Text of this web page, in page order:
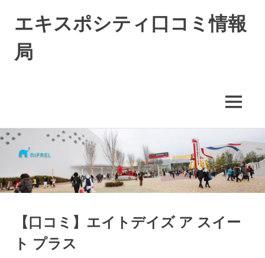
コ
ン
ン
ツ
エキスポシティ口コミ情報
局
テ
に
い
て
や
MENU
【口コミ】エイトデイズ ア スイー
ト プラス